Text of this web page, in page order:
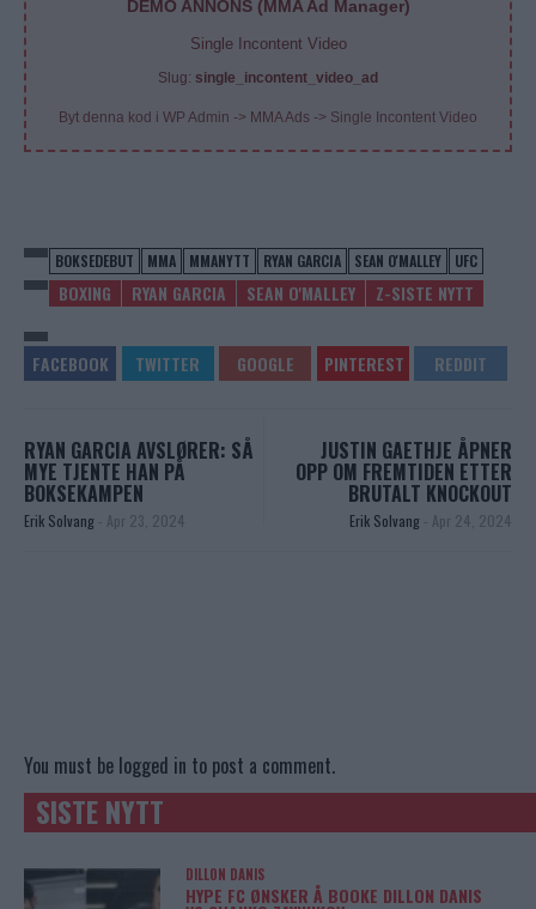
DEMO ANNONS (MMA Ad Manager)
Single Incontent Video
Slug: single_incontent_video_ad
Byt denna kod i WP Admin -> MMA Ads -> Single Incontent Video
BOKSEDEBUT MMA MMANYTT RYAN GARCIA SEAN O'MALLEY UFC
BOXING RYAN GARCIA SEAN O'MALLEY Z-SISTE NYTT
RYAN GARCIA AVSLØRER: SÅ
MYE TJENTE HAN PÅ
BOKSEKAMPEN
Erik Solvang - Apr 23, 2024
JUSTIN GAETHJE ÅPNER
OPP OM FREMTIDEN ETTER
BRUTALT KNOCKOUT
Erik Solvang - Apr 24, 2024
You must be logged in to post a comment.
SISTE NYTT
DILLON DANIS
HYPE FC ØNSKER Å BOOKE DILLON DANIS